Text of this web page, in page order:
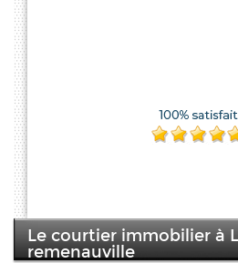
Le courtier immobilier à
remenauville